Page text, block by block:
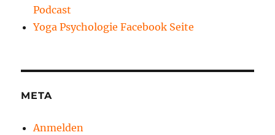
Podcast
Yoga Psychologie Facebook Seite
META
Anmelden